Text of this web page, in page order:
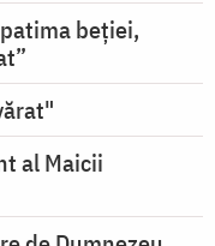
beției,
al Maicii